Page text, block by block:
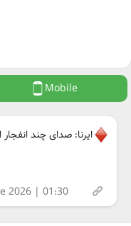
Mobile
ایرنا: صدای چند
2026 | 01:30